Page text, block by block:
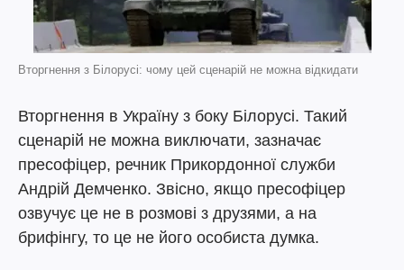
Вторгнення з Білорусі: чому цей сценарій не можна відкидати
Вторгнення в Україну з боку Білорусі. Такий
сценарій не можна виключати, зазначає
пресофіцер, речник Прикордонної служби
Андрій Демченко. Звісно, якщо пресофіцер
озвучує це не в розмові з друзями, а на
брифінгу, то це не його особиста думка.